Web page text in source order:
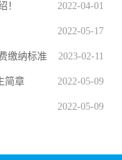
2022-04-01
！
2022-05-17
2023-02-11
缴纳标准
2022-05-09
简章
2022-05-09